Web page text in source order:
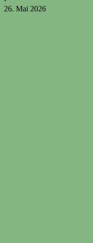
26. Mai 2026